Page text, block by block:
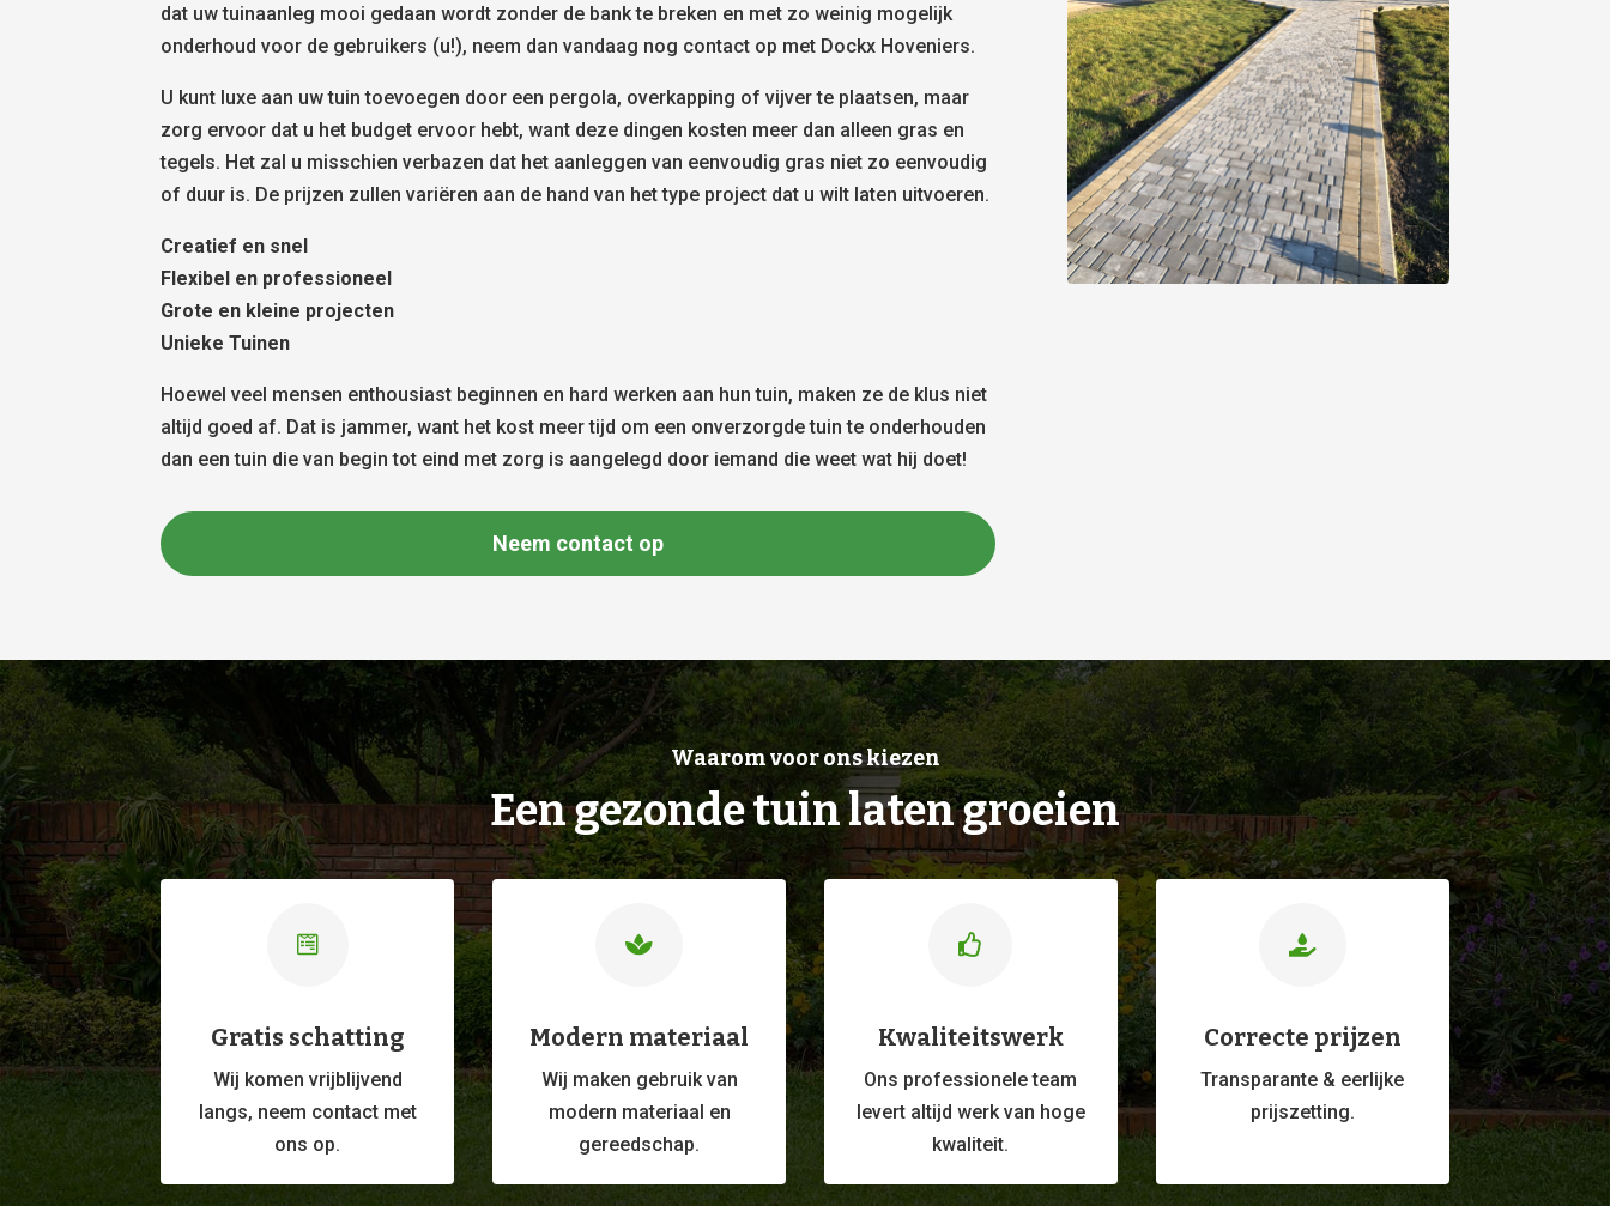
dat uw tuinaanleg mooi gedaan wordt zonder de bank te breken en met zo weinig mogelijk
onderhoud voor de gebruikers (u!), neem dan vandaag nog contact op met Dockx Hoveniers.
U kunt luxe aan uw tuin toevoegen door een pergola, overkapping of vijver te plaatsen, maar
zorg ervoor dat u het budget ervoor hebt, want deze dingen kosten meer dan alleen gras en
tegels. Het zal u misschien verbazen dat het aanleggen van eenvoudig gras niet zo eenvoudig
of duur is. De prijzen zullen variëren aan de hand van het type project dat u wilt laten uitvoeren.
Creatief en snel
Flexibel en professioneel
Grote en kleine projecten
Unieke Tuinen
Hoewel veel mensen enthousiast beginnen en hard werken aan hun tuin, maken ze de klus niet
altijd goed af. Dat is jammer, want het kost meer tijd om een onverzorgde tuin te onderhouden
dan een tuin die van begin tot eind met zorg is aangelegd door iemand die weet wat hij doet!
Neem contact op
Waarom voor ons kiezen
Een gezonde tuin laten groeien

Gratis schatting
Wij komen vrijblijvend
langs, neem contact met
ons op.

Modern materiaal
Wij maken gebruik van
modern materiaal en
gereedschap.

Kwaliteitswerk
Ons professioneleteam
levert altijd werk van hoge
kwaliteit.

Correcte prijzen
Transparante & eerlijke
prijszetting.